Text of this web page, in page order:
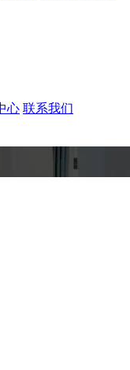
心 联系我们